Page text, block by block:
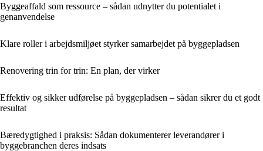
Byggeaffald som ressource – sådan udnytter du potentialet i
genanvendelse
Klare roller i arbejdsmiljøet styrker samarbejdet på byggepladsen
Renovering trin for trin: En plan, der virker
Effektiv og sikker udførelse på byggepladsen – sådan sikrer du et godt
resultat
Bæredygtighed i praksis: Sådan dokumenterer leverandører i
byggebranchen deres indsats